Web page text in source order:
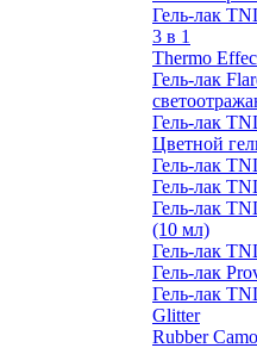
Гель-лак
3 в 1
Thermo
Гель-лак
Гель-лак
Цветной
Гель-лак
Гель-лак
Гель-лак
(10 мл)
Гель-лак
Гель-лак
Гель-лак
Glitter
Rubber